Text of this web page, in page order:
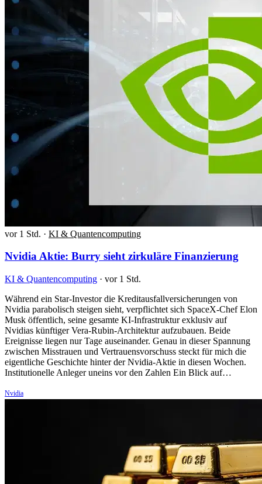
vor 1 Std. · KI & Quantencomputing
Nvidia Aktie: Burry sieht zirkuläre Finanzierung
KI & Quantencomputing · vor 1 Std.
Während ein Star-Investor die Kreditausfallversicherungen von
Nvidia parabolisch steigen sieht, verpflichtet sich SpaceX-Chef Elon
Musk öffentlich, seine gesamte KI-Infrastruktur exklusiv auf
Nvidias künftiger Vera-Rubin-Architektur aufzubauen. Beide
Ereignisse liegen nur Tage auseinander. Genau in dieser Spannung
zwischen Misstrauen und Vertrauensvorschuss steckt für mich die
eigentliche Geschichte hinter der Nvidia-Aktie in diesen Wochen.
Institutionelle Anleger uneins vor den Zahlen Ein Blick auf…
Nvidia